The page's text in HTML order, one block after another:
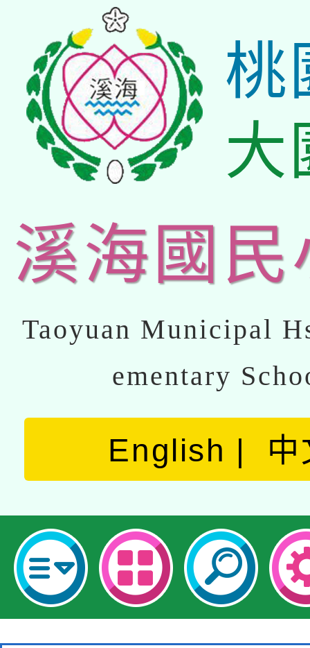
桃
大
溪海國民
Taoyuan Municipal
ementary
English 中